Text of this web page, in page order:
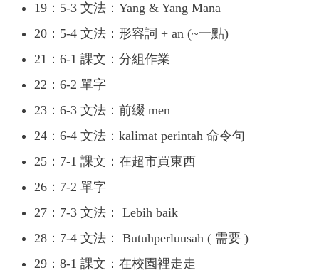
19：5-3 文法：Yang & Yang Mana
20：5-4 文法：形容詞 + an (~一點)
21：6-1 課文：分組作業
22：6-2 單字
23：6-3 文法：前綴 men
24：6-4 文法：kalimat perintah 命令句
25：7-1 課文：在超市買東西
26：7-2 單字
27：7-3 文法： Lebih baik
28：7-4 文法： Butuhperluusah ( 需要 )
29：8-1 課文：在校園裡走走